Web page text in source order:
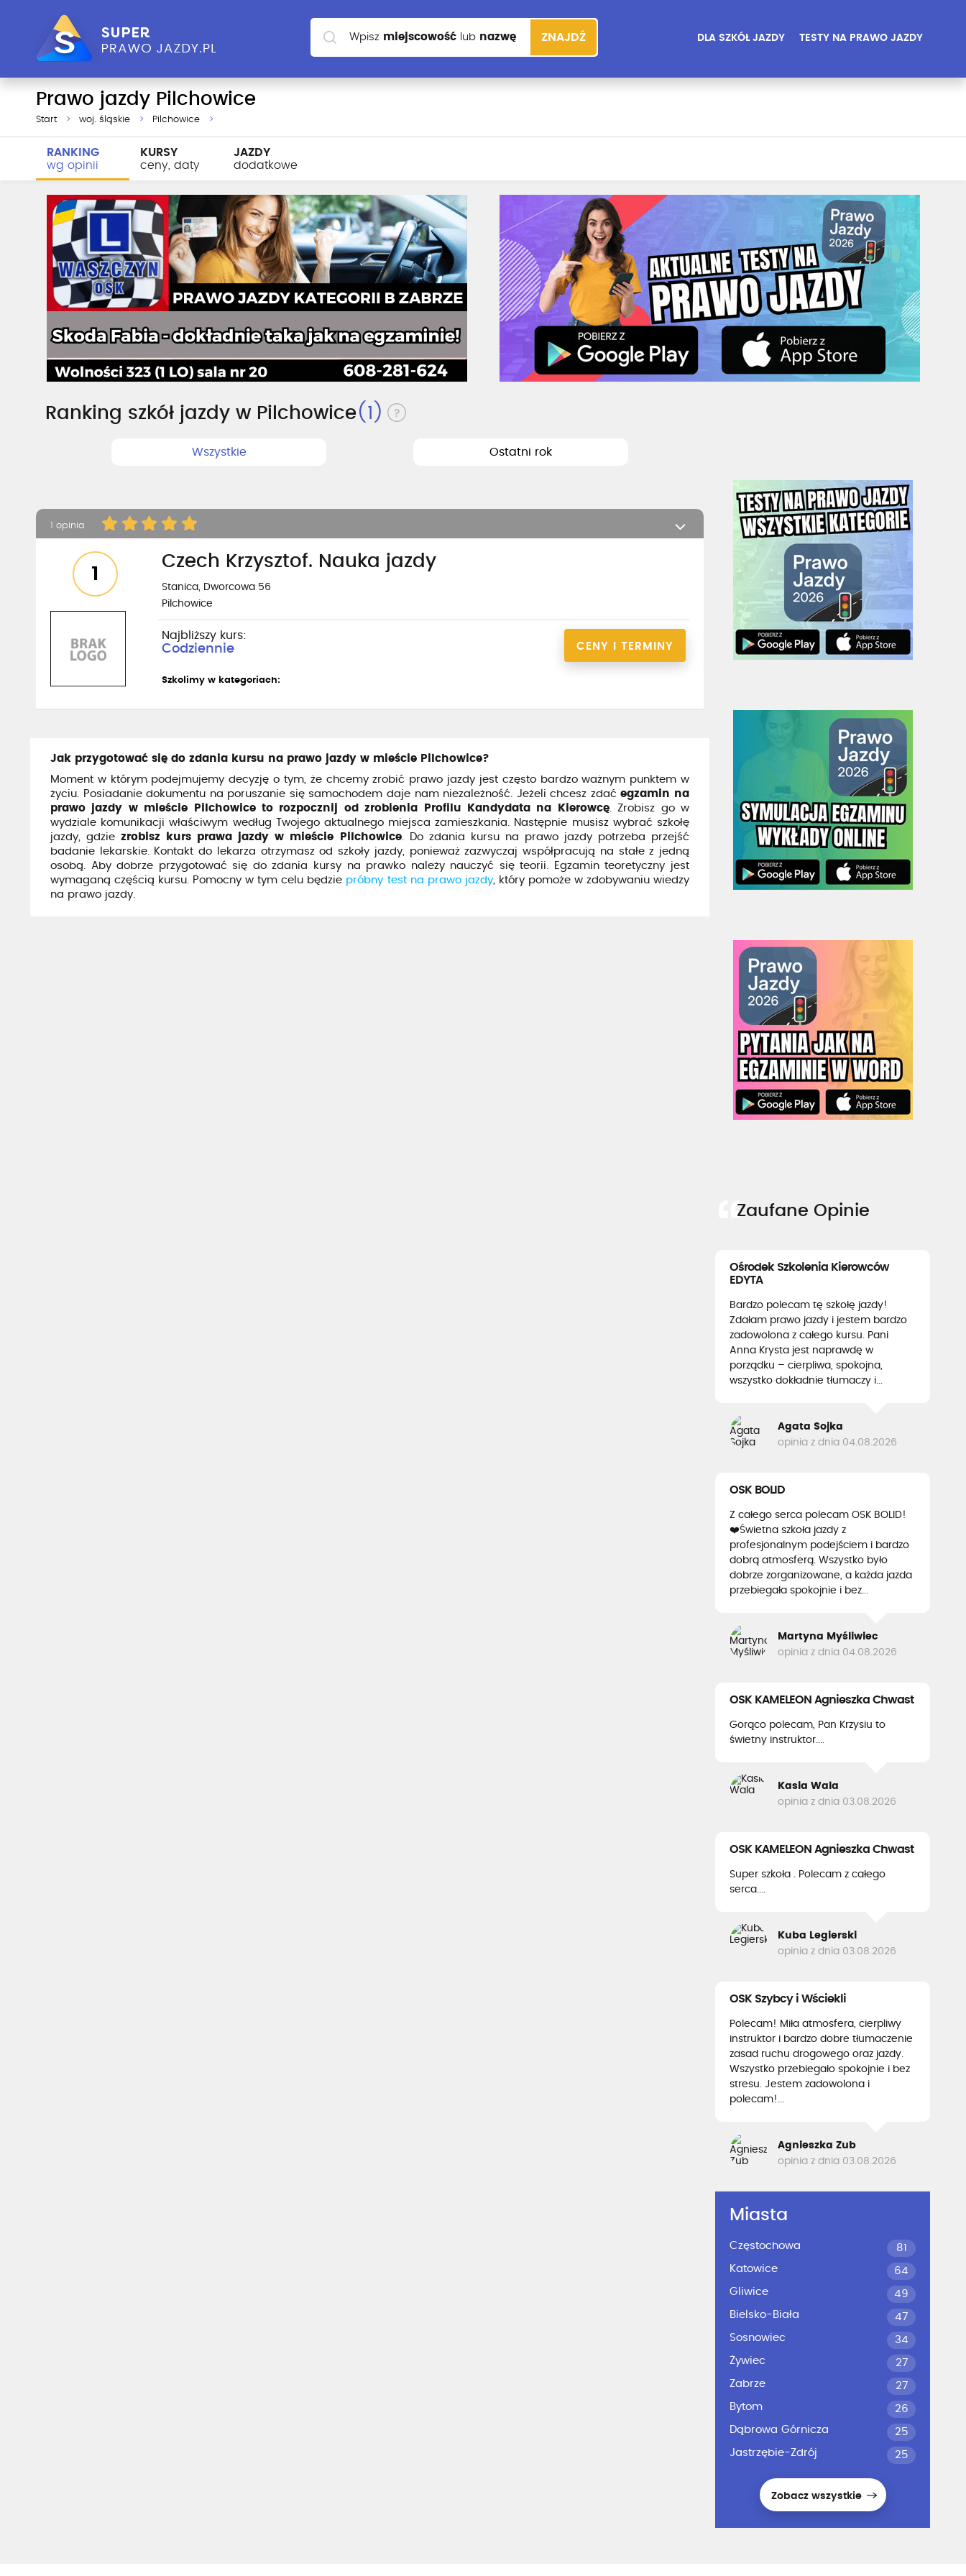
DLA SZKÓŁ JAZDY TESTY NA PRAWO JAZDY
Wpisz miejscowość lub nazwę
szkoły
ZNAJDŹ
Prawo jazdy Pilchowice
Start woj. śląskie Pilchowice
RANKING
wg opinii
KURSY
ceny, daty
JAZDY
dodatkowe
Ranking szkół jazdy w Pilchowice(1)
Wszystkie Ostatni rok
1 opinia
1
Czech Krzysztof. Nauka jazdy
Stanica, Dworcowa 56
Pilchowice
CENY I TERMINY
Najbliższy kurs:
Codziennie
Szkolimy w kategoriach:
Jak przygotować się do zdania kursu na prawo jazdy w mieście Pilchowice?
Moment w którym podejmujemy decyzję o tym, że chcemy zrobić prawo jazdy jest często bardzo ważnym punktem w
życiu. Posiadanie dokumentu na poruszanie się samochodem daje nam niezależność. Jeżeli chcesz zdaćegzamin na
prawo jazdy w mieście Pilchowice to rozpocznij od zrobienia Profilu Kandydata na Kierowcę. Zrobisz go w
wydziale komunikacji właściwym według Twojego aktualnego miejsca zamieszkania. Następnie musisz wybrać szkołę
jazdy, gdziezrobisz kurs prawa jazdy w mieście Pilchowice. Do zdania kursu na prawo jazdy potrzeba przejść
badanie lekarskie. Kontakt do lekarza otrzymasz od szkoły jazdy, ponieważ zazwyczaj współpracują na stałe z jedną
osobą. Aby dobrze przygotować się do zdania kursy na prawko należy nauczyć się teorii. Egzamin teoretyczny jest
wymaganą częścią kursu. Pomocny w tym celu będzie próbny test na prawo jazdy, który pomoże w zdobywaniu wiedzy
na prawo jazdy.
Zaufane Opinie
Ośrodek Szkolenia Kierowców
EDYTA
Bardzo polecam tę szkołę jazdy!
Zdałam prawo jazdy i jestem bardzo
zadowolona z całego kursu. Pani
Anna Krysta jest naprawdę w
porządku – cierpliwa, spokojna,
wszystko dokładnie tłumaczy i...
Agata Sojka
opinia z dnia 04.08.2026
OSK BOLID
Z całego serca polecam OSK BOLID!
❤️Świetna szkoła jazdy z
profesjonalnym podejściem i bardzo
dobrą atmosferą. Wszystko było
dobrze zorganizowane, a każda jazda
przebiegała spokojnie i bez...
Martyna Myśliwiec
opinia z dnia 04.08.2026
OSK KAMELEON Agnieszka Chwast
Gorąco polecam, Pan Krzysiu to
świetny instruktor....
Kasia Wala
opinia z dnia 03.08.2026
OSK KAMELEON Agnieszka Chwast
Super szkoła . Polecam z całego
serca....
Kuba Legierski
opinia z dnia 03.08.2026
OSK Szybcy i Wściekli
Polecam! Miła atmosfera, cierpliwy
instruktor i bardzo dobre tłumaczenie
zasad ruchu drogowego oraz jazdy.
Wszystko przebiegało spokojnie i bez
stresu. Jestem zadowolona i
polecam!...
Agnieszka Zub
opinia z dnia 03.08.2026
Miasta
Częstochowa
81
Katowice
64
Gliwice
49
Bielsko-Biała
47
Sosnowiec
34
Żywiec
27
Zabrze
27
Bytom
26
Dąbrowa Górnicza
25
Jastrzębie-Zdrój
25
Zobacz wszystkie